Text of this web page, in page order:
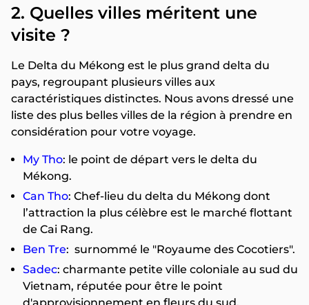
2. Quelles villes méritent une
visite ?
Le Delta du Mékong est le plus grand delta du
pays, regroupant plusieurs villes aux
caractéristiques distinctes. Nous avons dressé une
liste des plus belles villes de la région à prendre en
considération pour votre voyage.
My Tho: le point de départ vers le delta du
Mékong.
Can Tho: Chef-lieu du delta du Mékong dont
l’attraction la plus célèbre est le marché flottant
de Cai Rang.
Ben Tre: surnommé le "Royaume des Cocotiers".
Sadec: charmante petite ville coloniale au sud du
Vietnam, réputée pour être le point